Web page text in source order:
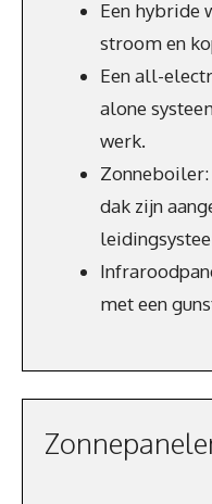
Een hybride
stroom en
Een all-
alone
werk.
dak zijn
met een